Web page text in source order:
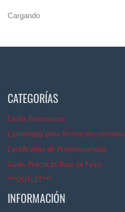
Cargando
CATEGORÍAS
Ciclos Formativos
Contenidos para formación continua
Certificados de Profesionalidad
Guías Prácticas Rojo de Fassi
***OUTLET***
INFORMACIÓN